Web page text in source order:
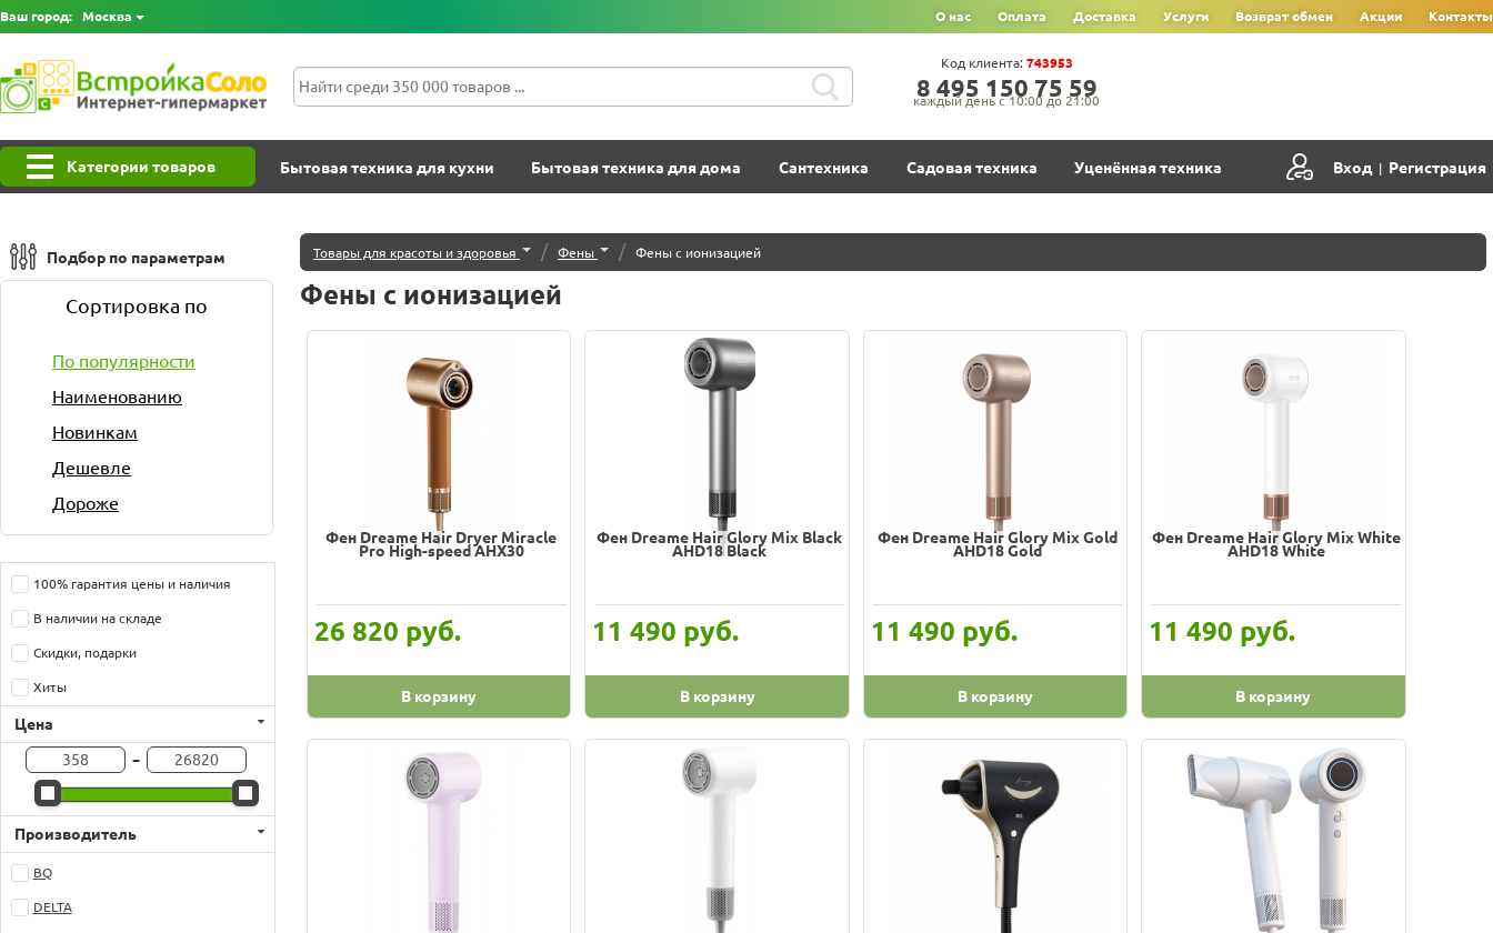
Ваш город: Москва О нас Оплата Доставка Услуги Возврат обмен Акции Контакты
8‍ 4‍9‍5‍ 1‍5‍0‍ 7‍5‍ 5‍9‍
каждый день с 10:00 до 21:00
Код клиента: 743953
Категории товаров Бытовая техника для кухни Бытовая техника для дома Сантехника Садовая техника Уценённая техника Вход | Регистрация
Подбор по параметрам
Сортировка по
По популярности
Наименованию
Новинкам
Дешевле
Дороже
100% гарантия цены и наличия
В наличии на складе
Скидки, подарки
Хиты
Цена
-
Производитель
BQ
DELTA
Товары для красоты и здоровья / Фены / Фены с ионизацией
Фены с ионизацией
Фен Dreame Hair Dryer Miracle
Pro High-speed АНХ30
26 820 руб.
В корзину
Фен Dreame Hair Glory Mix Black
AHD18 Black
11 490 руб.
В корзину
Фен Dreame Hair Glory Mix Gold
AHD18 Gold
11 490 руб.
В корзину
Фен Dreame Hair Glory Mix White
AHD18 White
11 490 руб.
В корзину